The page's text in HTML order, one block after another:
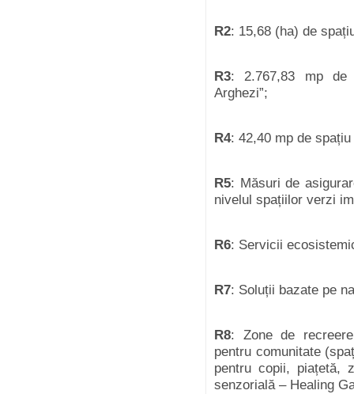
R2: 15,68 (ha) de
R3: 2.767,83 mp
Arghezi”;
R4: 42,40 mp de spațiu
R5: Măsuri de
nivelul spațiilor verzi
R6: Servicii
R7: Soluții bazate pe
R8: Zone de recreere
pentru comunitate(
pentru copii, piațetă,
senzorială – Healing